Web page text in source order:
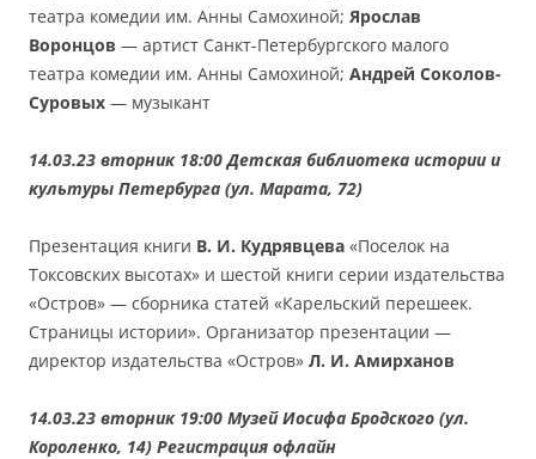
театра комедии им. Анны Самохиной; Ярослав
Воронцов — артист Санкт-Петербургского малого
театра комедии им. Анны Самохиной; Андрей Соколов-
Суровых — музыкант
14.03.23 вторник 18:00 Детская библиотека истории и
культуры Петербурга (ул. Марата, 72)
Презентация книги В. И. Кудрявцева «Поселок на
Токсовских высотах» и шестой книги серии издательства
«Остров» — сборника статей «Карельский перешеек.
Страницы истории». Организатор презентации —
директор издательства «Остров» Л. И. Амирханов
14.03.23 вторник 19:00 Музей Иосифа Бродского (ул.
Короленко, 14) Регистрация офлайн